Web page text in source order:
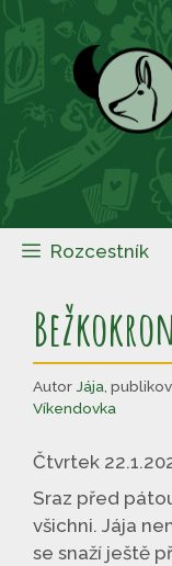
Přeskočit
obsah
Rozcestník
Autor Jája
Víkendovka
Čtvrtek
Sraz před
všichni. Jája
se snaží ještě